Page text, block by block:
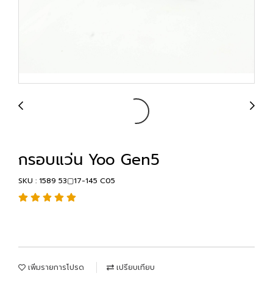
กรอบแว่น Yoo Gen5
SKU : 1589 53▢17-145 C05
เพิ่มรายการโปรด เปรียบเทียบ